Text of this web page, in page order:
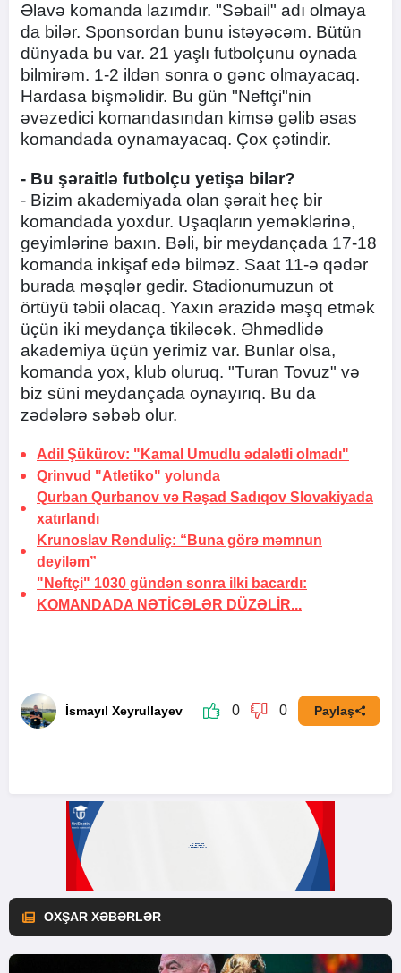
Əlavə komanda lazımdır. "Səbail" adı olmaya
da bilər. Sponsordan bunu istəyəcəm. Bütün
dünyada bu var. 21 yaşlı futbolçunu oynada
bilmirəm. 1-2 ildən sonra o gənc olmayacaq.
Hardasa bişməlidir. Bu gün "Neftçi"nin
əvəzedici komandasından kimsə gəlib əsas
komandada oynamayacaq. Çox çətindir.
- Bu şəraitlə futbolçu yetişə bilər?
- Bizim akademiyada olan şərait heç bir
komandada yoxdur. Uşaqların yeməklərinə,
geyimlərinə baxın. Bəli, bir meydançada 17-18
komanda inkişaf edə bilməz. Saat 11-ə qədər
burada məşqlər gedir. Stadionumuzun ot
örtüyü təbii olacaq. Yaxın ərazidə məşq etmək
üçün iki meydança tikiləcək. Əhmədlidə
akademiya üçün yerimiz var. Bunlar olsa,
komanda yox, klub oluruq. "Turan Tovuz" və
biz süni meydançada oynayırıq. Bu da
zədələrə səbəb olur.
Adil Şükürov: "Kamal Umudlu ədalətli olmadı"
Qrinvud "Atletiko" yolunda
Qurban Qurbanov və Rəşad Sadıqov Slovakiyada
xatırlandı
Krunoslav Renduliç: “Buna görə məmnun
deyiləm”
"Neftçi" 1030 gündən sonra ilki bacardı:
KOMANDADA NƏTİCƏLƏR DÜZƏLİR...
İsmayıl Xeyrullayev 0 0 Paylaş
OXŞAR XƏBƏRLƏR